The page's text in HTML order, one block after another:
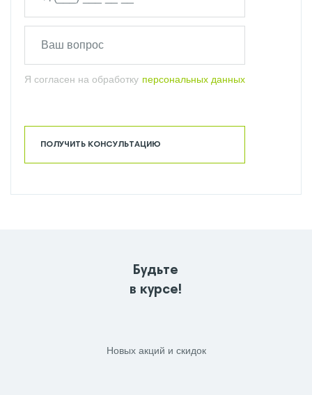
Я согласен на обработку персональных данных
ПОЛУЧИТЬ КОНСУЛЬТАЦИЮ
Будьте
в курсе!
Новых акций и скидок